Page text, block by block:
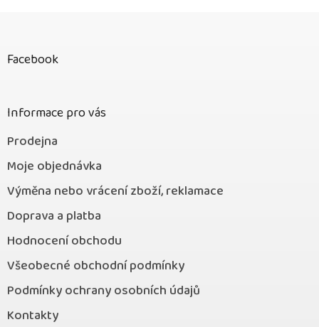
Facebook
Informace pro vás
Prodejna
Moje objednávka
Výměna nebo vrácení zboží, reklamace
Doprava a platba
Hodnocení obchodu
Všeobecné obchodní podmínky
Podmínky ochrany osobních údajů
Kontakty